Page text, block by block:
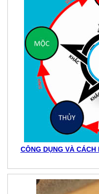
CÔNG DỤNG VÀ CÁCH